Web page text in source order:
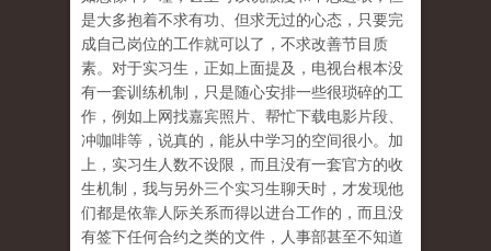
是大多抱着不求有功、但求无过的心态，只要完
成自己岗位的工作就可以了，不求改善节目质
素。对于实习生，正如上面提及，电视台根本没
有一套训练机制，只是随心安排一些很琐碎的工
作，例如上网找嘉宾照片、帮忙下载电影片段、
冲咖啡等，说真的，能从中学习的空间很小。加
上，实习生人数不设限，而且没有一套官方的收
生机制，我与另外三个实习生聊天时，才发现他
们都是依靠人际关系而得以进台工作的，而且没
有签下任何合约之类的文件，人事部甚至不知道